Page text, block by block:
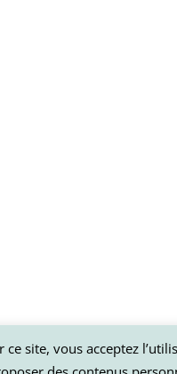
site, vous acceptez